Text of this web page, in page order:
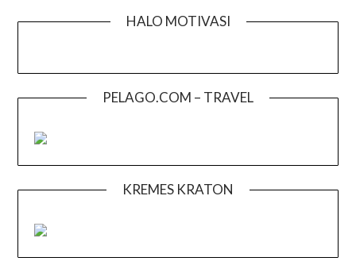
HALO MOTIVASI
PELAGO.COM – TRAVEL
KREMES KRATON